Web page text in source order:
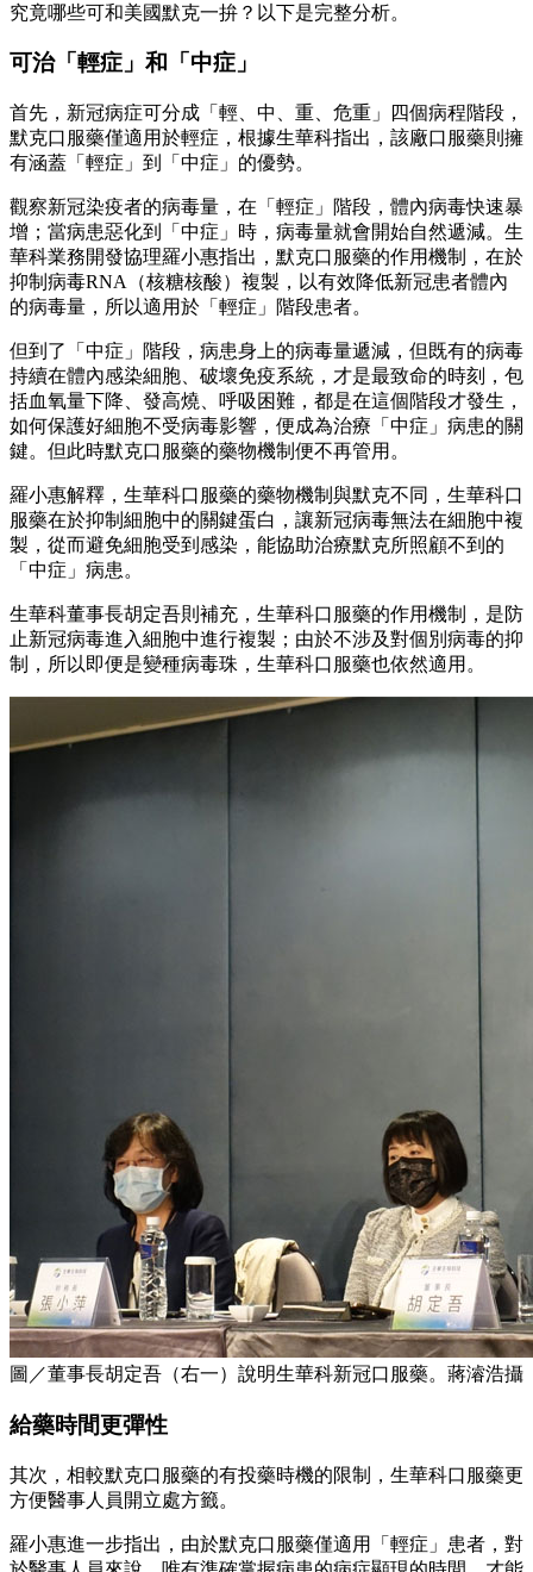
究竟哪些可和美國默克一拚？以下是完整分析。
可治「輕症」和「中症」
首先，新冠病症可分成「輕、中、重、危重」四個病程階段，
默克口服藥僅適用於輕症，根據生華科指出，該廠口服藥則擁
有涵蓋「輕症」到「中症」的優勢。
觀察新冠染疫者的病毒量，在「輕症」階段，體內病毒快速暴
增；當病患惡化到「中症」時，病毒量就會開始自然遞減。生
華科業務開發協理羅小惠指出，默克口服藥的作用機制，在於
抑制病毒RNA（核糖核酸）複製，以有效降低新冠患者體內
的病毒量，所以適用於「輕症」階段患者。
但到了「中症」階段，病患身上的病毒量遞減，但既有的病毒
持續在體內感染細胞、破壞免疫系統，才是最致命的時刻，包
括血氧量下降、發高燒、呼吸困難，都是在這個階段才發生，
如何保護好細胞不受病毒影響，便成為治療「中症」病患的關
鍵。但此時默克口服藥的藥物機制便不再管用。
羅小惠解釋，生華科口服藥的藥物機制與默克不同，生華科口
服藥在於抑制細胞中的關鍵蛋白，讓新冠病毒無法在細胞中複
製，從而避免細胞受到感染，能協助治療默克所照顧不到的
「中症」病患。
生華科董事長胡定吾則補充，生華科口服藥的作用機制，是防
止新冠病毒進入細胞中進行複製；由於不涉及對個別病毒的抑
制，所以即便是變種病毒珠，生華科口服藥也依然適用。
圖／董事長胡定吾（右一）說明生華科新冠口服藥。蔣濬浩攝
給藥時間更彈性
其次，相較默克口服藥的有投藥時機的限制，生華科口服藥更
方便醫事人員開立處方籤。
羅小惠進一步指出，由於默克口服藥僅適用「輕症」患者，對